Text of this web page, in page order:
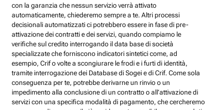
con la garanzia che nessun servizio verrà attivato
automaticamente, chiederemo sempre a te. Altri processi
decisionali automatizzati ci potrebbero essere in fase di pre-
attivazione dei contratti e dei servizi, quando compiamo le
verifiche sul credito interrogando il data base di società
specializzate che forniscono indicatori sintetici come, ad
esempio, Crif o volte a scongiurare le frodi e i furti di identità,
tramite interrogazione dei Database di Sogei e di Crif. Come sola
conseguenza per te, potrebbe derivarne un rinvio o un
impedimento alla conclusione di un contratto o all’attivazione di
servizi con una specifica modalità di pagamento, che cercheremo